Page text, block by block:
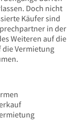
Doch nicht
Käufer sind
in der
Weiteren auf die
die Vermietung